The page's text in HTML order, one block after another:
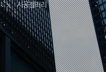
chevron_right 시공갤러리